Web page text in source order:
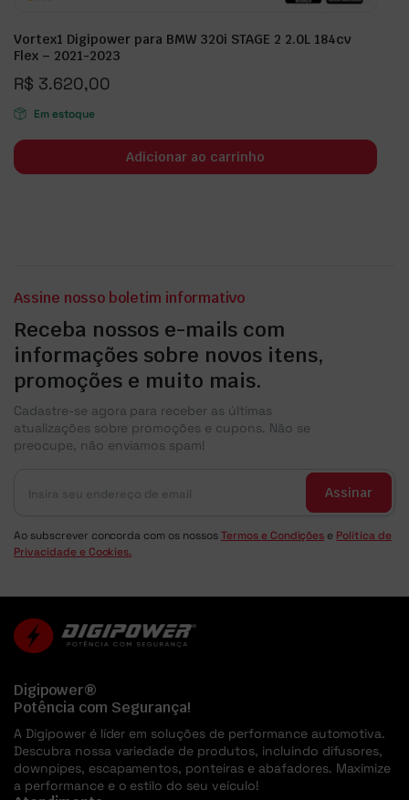
Vortex1 Digipower para BMW 320i STAGE 2 2.0L 184cv
Flex – 2021-2023
R$ 3.620,00
Em estoque
Adicionar ao carrinho
Assine nosso boletim informativo
Receba nossos e-mails com
informações sobre novos itens,
promoções e muito mais.
Cadastre-se agora para receber as últimas
atualizações sobre promoções e cupons. Não se
preocupe, não enviamos spam!
Assinar
Ao subscrever concorda com os nossosTermos e Condições e Política de
Privacidade e Cookies.
Digipower®
Potência com Segurança!
A Digipower é líder em soluções de performance automotiva.
Descubra nossa variedade de produtos, incluindo difusores,
downpipes, escapamentos, ponteiras e abafadores. Maximize
a performance e o estilo do seu veículo!